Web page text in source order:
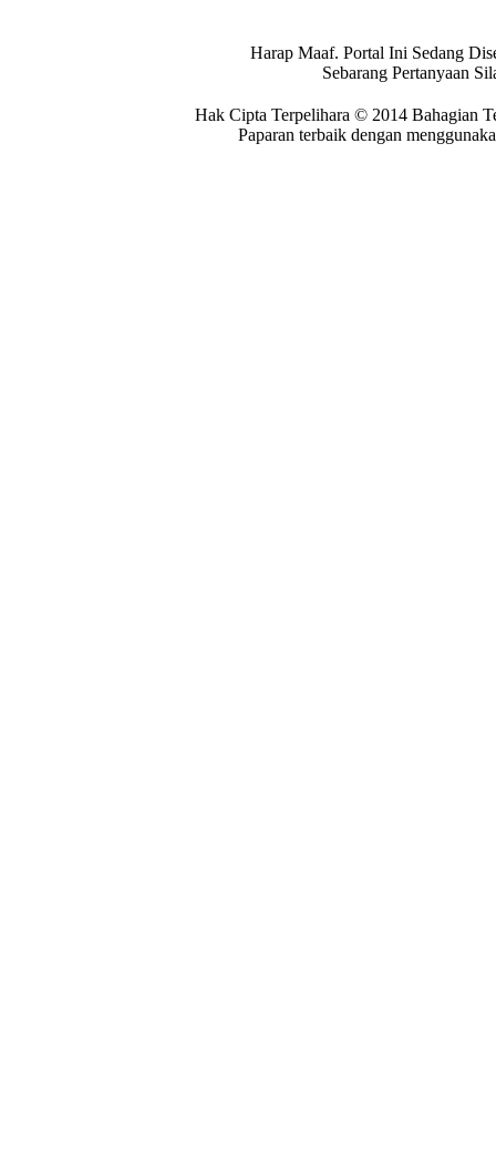
Harap Maaf. Portal Ini Sedang
Sebarang Pertanyaan
Hak Cipta Terpelihara © 2014 Bahagian
Paparan terbaik dengan